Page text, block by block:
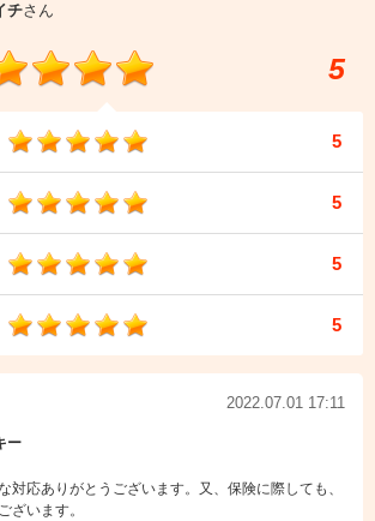
チさん
5
5
5
5
5
2022.07.01 17:11
ー
対応ありがとうございます。又、保険に際しても、
ざいます。